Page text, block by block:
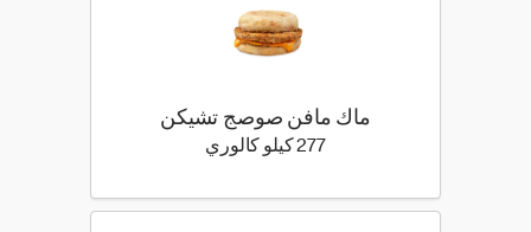
ماك مافن صوصج تشيكن
277 كيلو كالوري 277 كيلو سعرة حرارية